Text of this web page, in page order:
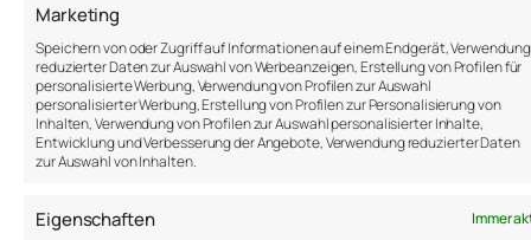
Marketing
Speichern von oder Zugriff auf Informationen auf einem Endgerät, Verwendung
reduzierter Daten zur Auswahl von Werbeanzeigen, Erstellung von Profilen für
personalisierte Werbung, Verwendung von Profilen zur Auswahl
personalisierter Werbung, Erstellung von Profilen zur Personalisierung von
Inhalten, Verwendung von Profilen zur Auswahl personalisierter Inhalte,
Entwicklung und Verbesserung der Angebote, Verwendung reduzierter Daten
zur Auswahl von Inhalten.
Eigenschaften
Immer
Dumb Questions Meeting. Man kommt zusammen,
um alle dummen Fragen zu stellen, die einem
einfallen. In so einem Meeting sind alle dummen
Fragen willkommen.
Mehr dazu in diesem TED Business Podcast mit
Dave Raggio: